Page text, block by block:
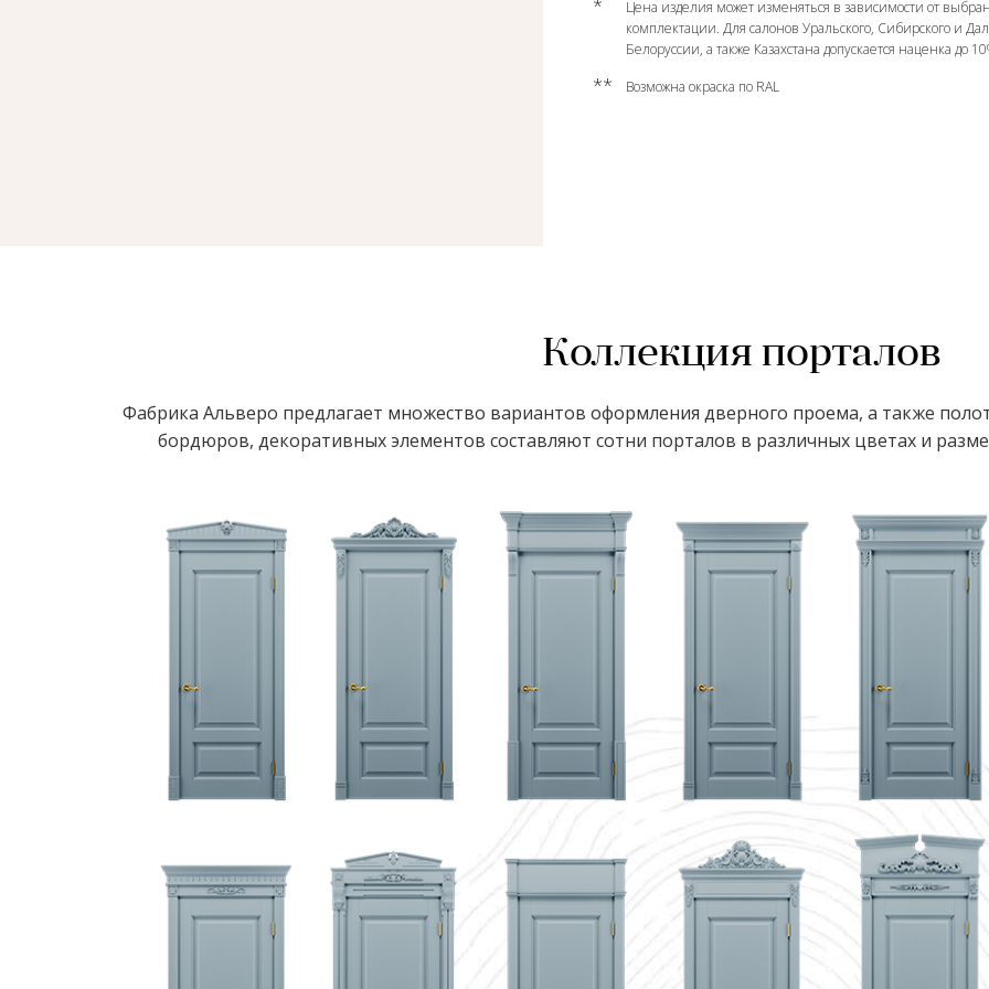
*
Цена изделия может изменяться в зависимости от
комплектации. Для салонов Уральского, Сибирского и
Белоруссии, а также Казахстана допускается наценка до
** Возможна окраска по RAL
Коллекция порталов
Фабрика Альверо предлагает множество вариантов оформления дверного проема, а также
бордюров, декоративных элементов составляют сотни порталов в различных цветах и